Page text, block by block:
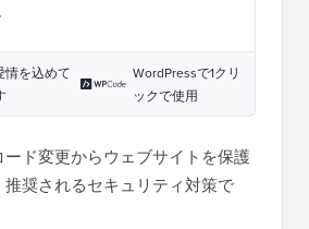
情を込めて
WordPressで1クリ
ックで使用
ド変更からウェブサイトを保護
奨されるセキュリティ対策で